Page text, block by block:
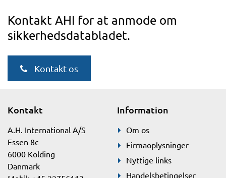
Kontakt AHI for at anmode om
sikkerhedsdatabladet.
Kontakt os
Kontakt
A.H. International A/S
Essen 8c
6000 Kolding
Danmark
Information
Om os
Firmaoplysninger
Nyttige links
Handelsbetingelser